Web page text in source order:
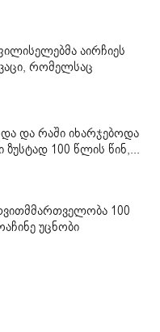
აირჩიეს
რომელსაც
და რაში იხარჯებოდა
ზუსტად 100 წლის წინ,...
100
უცნობი